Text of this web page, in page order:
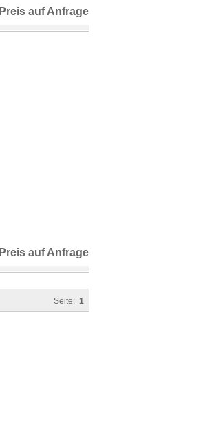
Preis auf Anfrage
Preis auf Anfrage
Seite: 1